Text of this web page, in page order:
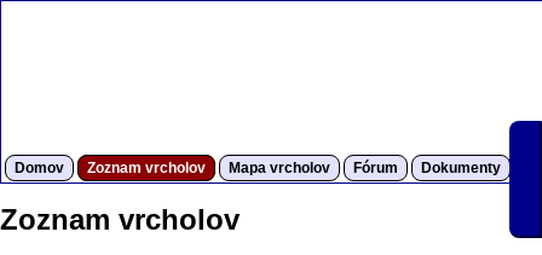
Domov Zoznam vrcholov Mapa vrcholov Fórum Dokumenty
Zoznam vrcholov